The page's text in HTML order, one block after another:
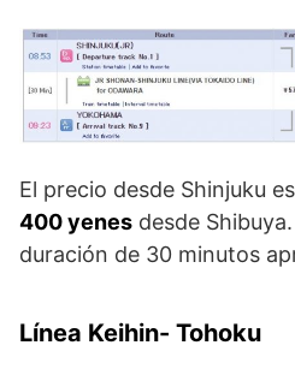
El precio desde Shinjuku
400 yenes desde
duración de 30 minutos
Línea Keihin- Tohoku